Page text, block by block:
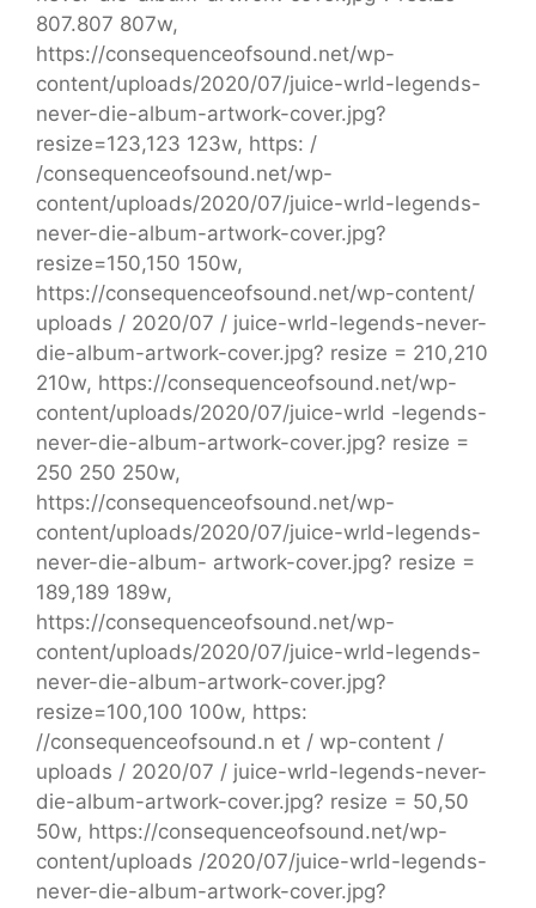
807.807 807w,
https://consequenceofsound.net/wp-
content/uploads/2020/07/juice-wrld-legends-
never-die-album-artwork-cover.jpg?
resize=123,123 123w, https: /
/consequenceofsound.net/wp-
content/uploads/2020/07/juice-wrld-legends-
never-die-album-artwork-cover.jpg?
resize=150,150 150w,
https://consequenceofsound.net/wp-content/
uploads / 2020/07 / juice-wrld-legends-never-
die-album-artwork-cover.jpg? resize = 210,210
210w, https://consequenceofsound.net/wp-
content/uploads/2020/07/juice-wrld -legends-
never-die-album-artwork-cover.jpg? resize =
250 250 250w,
https://consequenceofsound.net/wp-
content/uploads/2020/07/juice-wrld-legends-
never-die-album- artwork-cover.jpg? resize =
189,189 189w,
https://consequenceofsound.net/wp-
content/uploads/2020/07/juice-wrld-legends-
never-die-album-artwork-cover.jpg?
resize=100,100 100w, https:
//consequenceofsound.n et / wp-content /
uploads / 2020/07 / juice-wrld-legends-never-
die-album-artwork-cover.jpg? resize = 50,50
50w, https://consequenceofsound.net/wp-
content/uploads /2020/07/juice-wrld-legends-
never-die-album-artwork-cover.jpg?